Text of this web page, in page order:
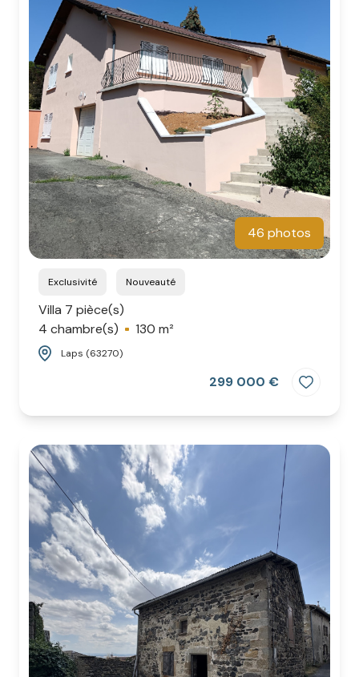
46 photos
Exclusivité Nouveauté
Villa 7 pièce(s)
4 chambre(s)
130 m²
Laps (63270)
299 000 €